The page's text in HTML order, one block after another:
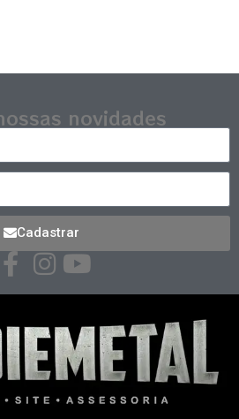
novidades
Cadastrar